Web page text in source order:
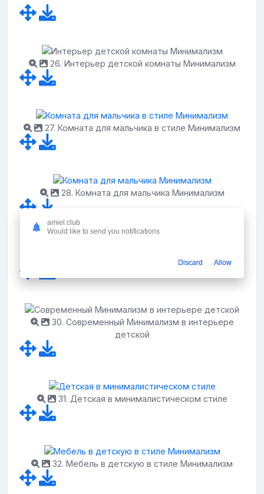
26. Интерьер детской комнаты Минимализм
27. Комната для мальчика в стиле Минимализм
28. Комната для мальчика Минимализм
30. Современный Минимализм в интерьере
детской
31. Детская в минималистическом стиле
32. Мебель в детскую в стиле Минимализм
amiel.club
Would like to send you notifications
Discard Allow